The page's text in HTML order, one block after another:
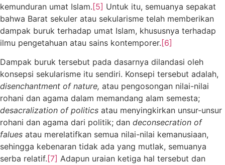
kemunduran umat Islam.[5] Untuk itu, semuanya sepakat
bahwa Barat sekuler atau sekularisme telah memberikan
dampak buruk terhadap umat Islam, khususnya terhadap
ilmu pengetahuan atau sains kontemporer.[6]
Dampak buruk tersebut pada dasarnya dilandasi oleh
konsepsi sekularisme itu sendiri. Konsepi tersebut adalah,
disenchantment of nature, atau pengosongan nilai-nilai
rohani dan agama dalam memandang alam semesta;
desacralization of politics atau menyingkirkan unsur-unsur
rohani dan agama dari politik; dan deconsecration of
falues atau merelatifkan semua nilai-nilai kemanusiaan,
sehingga kebenaran tidak ada yang mutlak, semuanya
serba relatif. [7] Adapun uraian ketiga hal tersebut dan